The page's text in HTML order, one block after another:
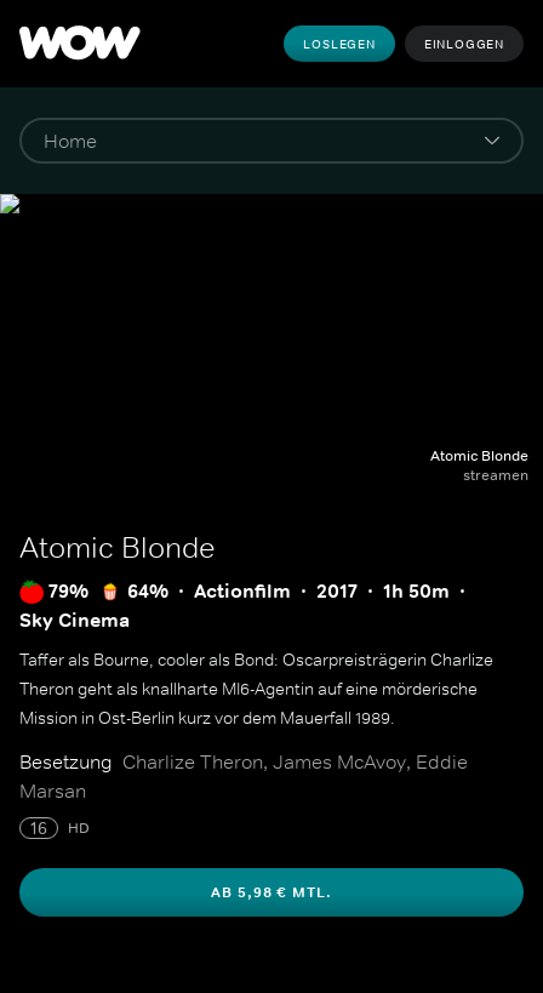
LOSLEGEN EINLOGGEN
Atomic Blonde
streamen
Atomic Blonde
79% 64% Actionfilm 2017
1h 50m
Sky Cinema
Taffer als Bourne, cooler als Bond: Oscarpreisträgerin Charlize
Theron geht als knallharte MI6-Agentin auf eine mörderische
Mission in Ost-Berlin kurz vor dem Mauerfall 1989.
Besetzung Charlize Theron, James McAvoy, Eddie
Marsan
16 HD
AB 5,98 € MTL.